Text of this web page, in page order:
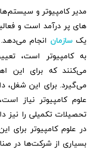
مدیر کامپیوتر و
های پر درآمد است و
یک سازمان انجام
به کامپیوتر است،
می‌کنند که برای این
می‌گیرد. برای این شغل،
علوم کامپیوتر نیاز
تحصیلات تکمیلی را نیز
در علوم کامپیوتر
بسیاری از شرکت‌ها در